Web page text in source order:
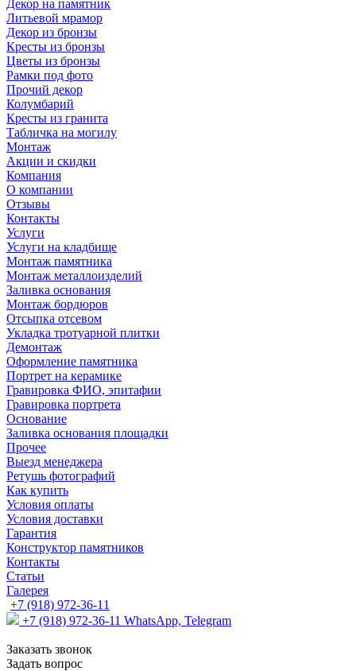
Декор на памятник
Литьевой мрамор
Декор из бронзы
Кресты из бронзы
Цветы из бронзы
Рамки под фото
Прочий декор
Колумбарий
Кресты из гранита
Табличка на могилу
Монтаж
Акции и скидки
Компания
О компании
Отзывы
Контакты
Услуги
Услуги на кладбище
Монтаж памятника
Монтаж металлоизделий
Заливка основания
Монтаж бордюров
Отсыпка отсевом
Укладка тротуарной плитки
Демонтаж
Оформление памятника
Портрет на керамике
Гравировка ФИО, эпитафии
Гравировка портрета
Основание
Заливка основания площадки
Прочее
Выезд менеджера
Ретушь фотографий
Как купить
Условия оплаты
Условия доставки
Гарантия
Конструктор памятников
Контакты
Статьи
Галерея
+7 (918) 972-36-11
+7 (918) 972-36-11 WhatsApp, Telegram
Заказать звонок
Задать вопрос